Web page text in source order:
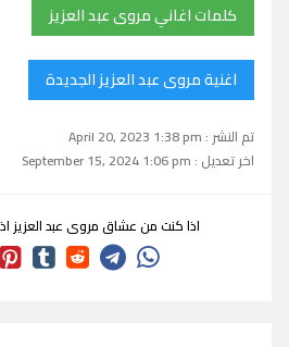
كلمات اغاني مروى عبد العزيز
اغنية مروى عبد العزيز الجديدة
تم النشر : April 20, 2023 1:38 pm
اخر تعديل : September 15, 2024 1:06 pm
اذا كنت من عشاق مروى عبد العزيز